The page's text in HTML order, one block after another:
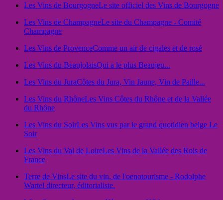
Les Vins de BourgogneLe site officiel des Vins de Bourgogne
Les Vins de ChampagneLe site du Champagne - Comité
Champagne
Les Vins de ProvenceComme un air de cigales et de rosé
Les Vins du BeaujolaisQui a le plus Beaujeu...
Les Vins du JuraCôtes du Jura, Vin Jaune, Vin de Paille...
Les Vins du RhôneLes Vins Côtes du Rhône et de la Vallée
du Rhône
Les Vins du SoirLes Vins vus par le grand quotidien belge Le
Soir
Les Vins du Val de LoireLes Vins de la Vallée des Rois de
France
Terre de VinsLe site du vin, de l'oenotourisme - Rodolphe
Wartel directeur, éditorialiste.